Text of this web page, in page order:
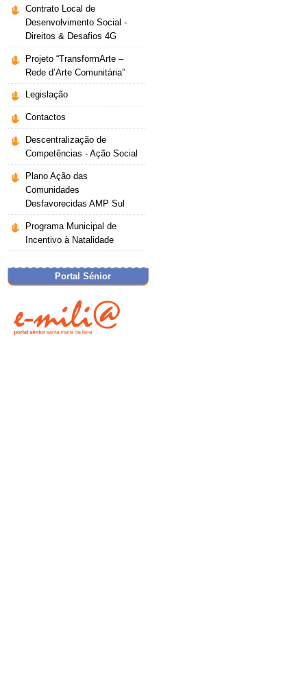
Contrato Local de
Desenvolvimento Social -
Direitos & Desafios 4G
Projeto “TransformArte –
Rede d’Arte Comunitária”
Legislação
Contactos
Descentralização de
Competências - Ação Social
Plano Ação das
Comunidades
Desfavorecidas AMP Sul
Programa Municipal de
Incentivo à Natalidade
Portal Sénior